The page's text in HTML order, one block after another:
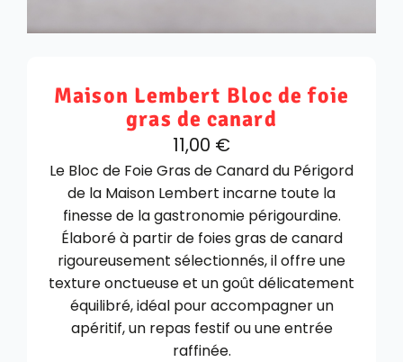
Maison Lembert Bloc de foie
gras de canard
11,00 €
Le Bloc de Foie Gras de Canard du Périgord
de la Maison Lembert incarne toute la
finesse de la gastronomie périgourdine.
Élaboré à partir de foies gras de canard
rigoureusement sélectionnés, il offre une
texture onctueuse et un goût délicatement
équilibré, idéal pour accompagner un
apéritif, un repas festif ou une entrée
raffinée.